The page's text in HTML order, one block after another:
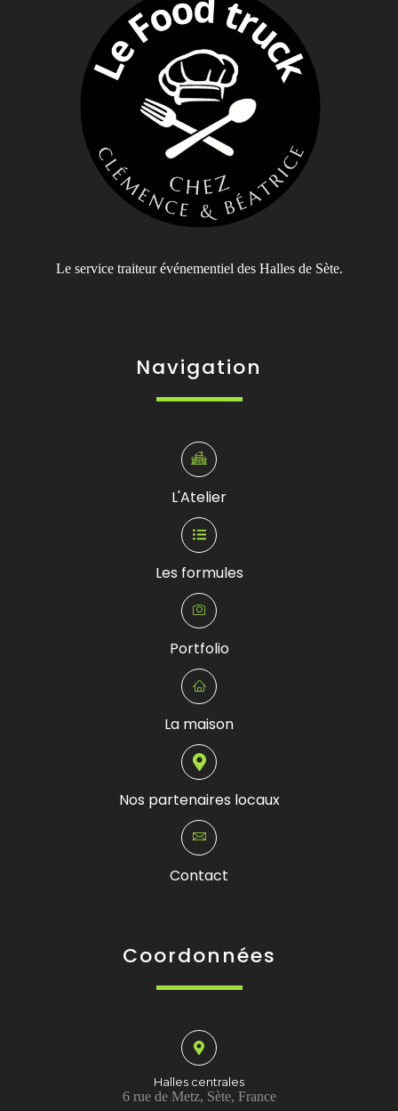
Le service traiteur événementiel des Halles de Sète.
Navigation
L'Atelier
Les formules
Portfolio
La maison
Nos partenaires locaux
Contact
Coordonnées
Halles centrales
6 rue de Metz, Sète, France